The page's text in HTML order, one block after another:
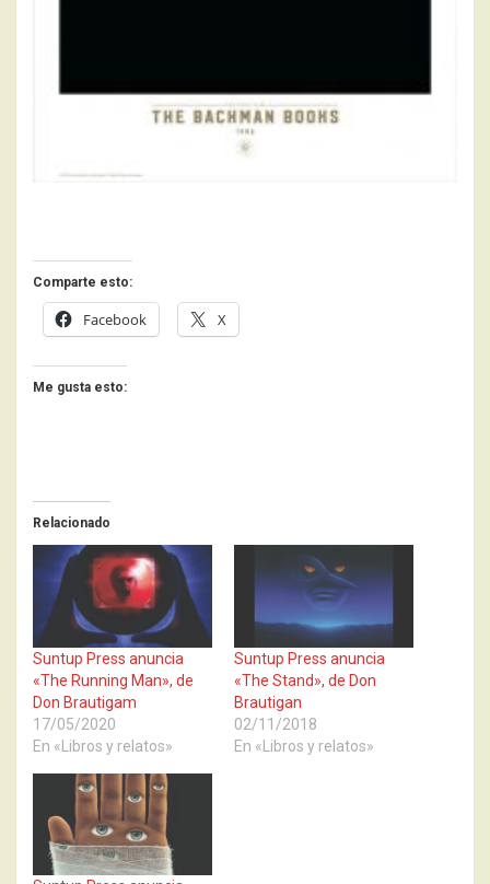
Comparte esto:
Facebook X
Me gusta esto:
Relacionado
Suntup Press anuncia
«The Running Man», de
Don Brautigam
17/05/2020
En «Libros y relatos»
Suntup Press anuncia
«The Stand», de Don
Brautigan
02/11/2018
En «Libros y relatos»